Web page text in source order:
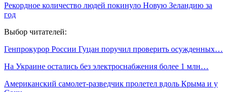
Рекордное количество людей покинуло Новую Зеландию за
год
Выбор читателей:
Генпрокурор России Гуцан поручил проверить осужденных…
На Украине остались без электроснабжения более 1 млн…
Американский самолет-разведчик пролетел вдоль Крыма и у